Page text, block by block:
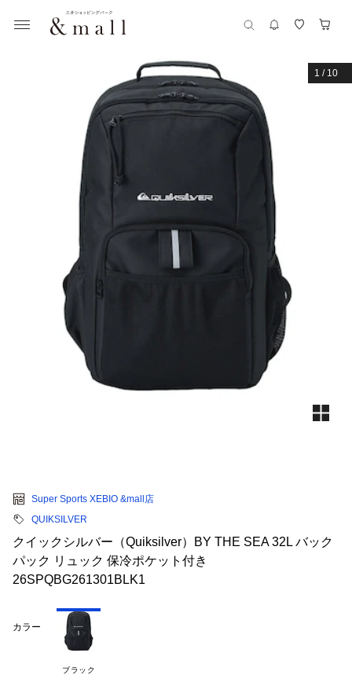
1 / 10
Super Sports XEBIO &mall店
QUIKSILVER
クイックシルバー（Quiksilver）BY THE SEA 32L バック
パック リュック 保冷ポケット付き
26SPQBG261301BLK1
カラー
ブラック